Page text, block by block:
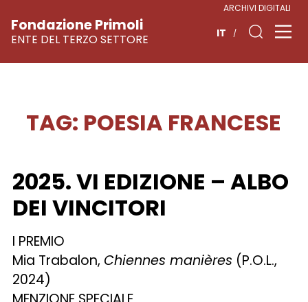
Fondazione Primoli
ENTE DEL TERZO SETTORE
ARCHIVI DIGITALI
IT
TAG: POESIA FRANCESE
2025. VI EDIZIONE – ALBO
DEI VINCITORI
I PREMIO
Mia Trabalon, Chiennes manières (P.O.L.,
2024)